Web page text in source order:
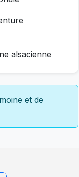
alsacienne
et de